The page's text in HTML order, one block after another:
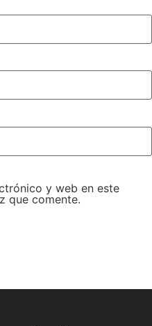
y web en este
que comente.